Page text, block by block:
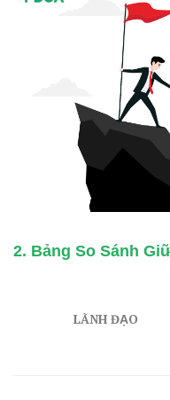
2. Bảng So Sánh
LÃNH ĐẠO